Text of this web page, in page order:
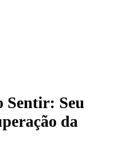
Sentir: Seu
da